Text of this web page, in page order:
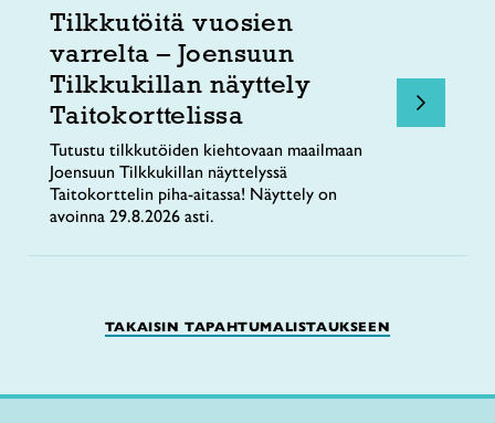
Tilkkutöitä vuosien
varrelta – Joensuun
Tilkkukillan näyttely
Taitokorttelissa
Tutustu tilkkutöiden kiehtovaan maailmaan
Joensuun Tilkkukillan näyttelyssä
Taitokorttelin piha-aitassa! Näyttely on
avoinna 29.8.2026 asti.
TAKAISIN TAPAHTUMALISTAUKSEEN